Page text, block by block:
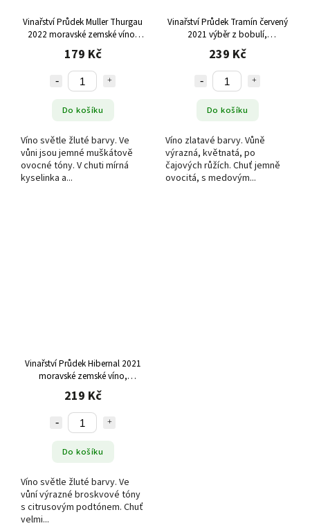
Vinařství Průdek Muller Thurgau
2022 moravské zemské víno,
polosladké
179 Kč
Do košíku
Víno světle žluté barvy. Ve
vůni jsou jemné muškátově
ovocné tóny. V chuti mírná
kyselinka a...
Vinařství Průdek Tramín červený
2021 výběr z bobulí,
polosladké
239 Kč
Do košíku
Víno zlatavé barvy. Vůně
výrazná, květnatá, po
čajových růžích. Chuť jemně
ovocitá, s medovým...
Vinařství Průdek Hibernal 2021
moravské zemské víno,
polosladké
219 Kč
Do košíku
Víno světle žluté barvy. Ve
vůní výrazné broskvové tóny
s citrusovým podtónem. Chuť
velmi...